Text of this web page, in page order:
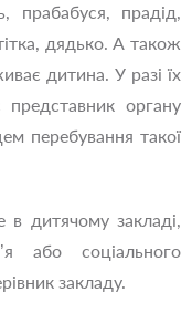
прабабуся, прадід,
дядько. А також
дитина. У разі їх
представник органу
перебування такої
дитячому закладі,
або соціального
закладу.